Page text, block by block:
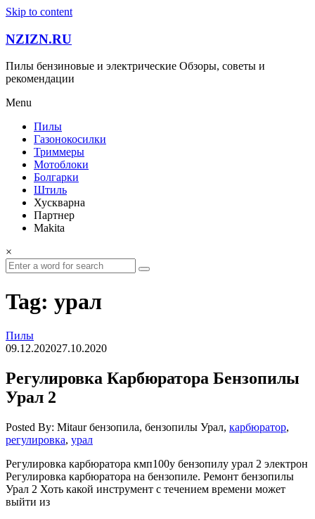
Skip to content
NZIZN.RU
Пилы бензиновые и электрические Обзоры, советы и
рекомендации
Menu
Пилы
Газонокосилки
Триммеры
Мотоблоки
Болгарки
Штиль
Хускварна
Партнер
Makita
×
Tag: урал
Пилы
09.12.202027.10.2020
Регулировка Карбюратора Бензопилы
Урал 2
Posted By: Mitaur бензопила, бензопилы Урал, карбюратор,
регулировка, урал
Регулировка карбюратора кмп100у бензопилу урал 2 электрон
Регулировка карбюратора на бензопиле. Ремонт бензопилы
Урал 2 Хоть какой инструмент с течением времени может
выйти из